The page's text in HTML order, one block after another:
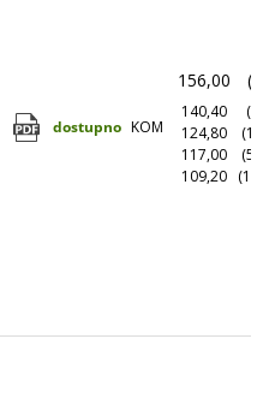
dostupno KOM
156,00
140,40
124,80
117,00
109,20